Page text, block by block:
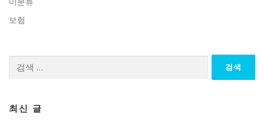
보험
최신 글